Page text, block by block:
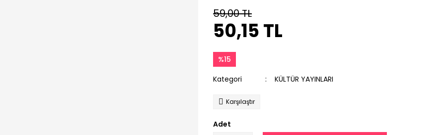
59,00 TL
50,15 TL
%15
Kategori KÜLTÜR YAYINLARI
Karşılaştır
Adet